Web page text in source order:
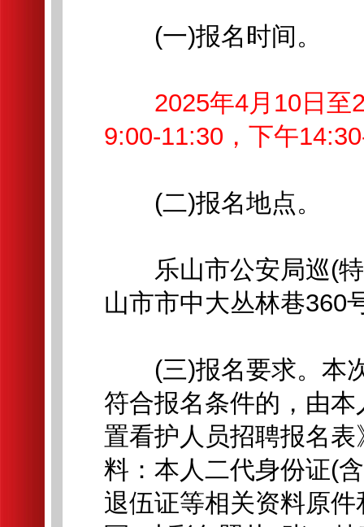
(一)报名时间。
2025年4月10日至
9:00-11:30，下午
(二)报名地点。
乐山市公安局巡(特)
山市市中大丛林巷360
(三)报名要求。本次
符合报名条件的，由
置看护人员招聘报名
料：本人二代身份证(
退伍证等相关资料原